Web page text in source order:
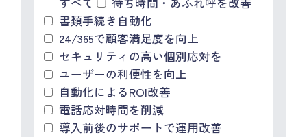
書類手続き自動化
24/365で顧客満足度を向上
セキュリティの高い個別応対を
ユーザーの利便性を向上
自動化によるROI改善
電話応対時間を削減
導入前後のサポートで運用改善